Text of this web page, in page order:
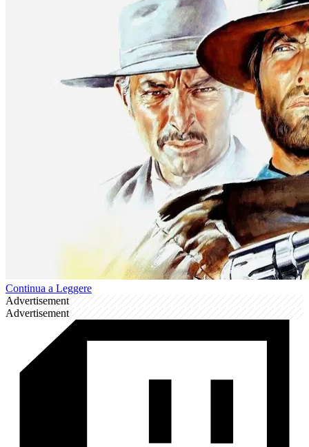
Continua a Leggere
Advertisement
Advertisement